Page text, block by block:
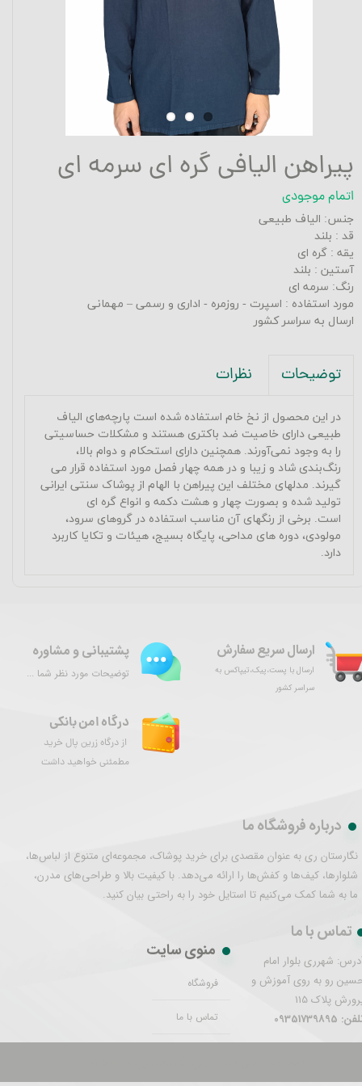
پیراهن الیافی گره ای سرمه ای
اتمام موجودی
جنس: الیاف طبیعی
قد : بلند
یقه : گره ای
آستین : بلند
رنگ: سرمه ای
مورد استفاده : اسپرت - روزمره - اداری و رسمی – مهمانی
ارسال به سراسر کشور
توضیحات نظرات
در این محصول از نخ خام استفاده شده است پارچه‌های الیاف
طبیعی دارای خاصیت ضد باکتری هستند و مشکلات حساسیتی
را به وجود نمی‌آورند. همچنین دارای استحکام و دوام بالا،
رنگ‌بندی شاد و زیبا و در همه چهار فصل مورد استفاده قرار می
گیرند. مدلهای مختلف این پیراهن با الهام از پوشاک سنتی ایرانی
تولید شده و بصورت چهار و هشت دکمه و انواع گره ای
است. برخی از رنگهای آن مناسب استفاده در گروهای سرود،
مولودی، دوره های مداحی، پایگاه بسیج، هیئات و تکایا کاربرد
دارد.
ارسال سریع سفارش
ارسال با پست،پیک،تیپاکس به
سراسر کشور
درگاه امن بانکی
از درگاه زرین پال خرید
مطمئنی خواهید داشت
پشتیبانی و مشاوره
توضیحات مورد نظر شما ...
درباره فروشگاه ما
نگارستان ری به عنوان مقصدی برای خرید پوشاک، مجموعه‌ای متنوع از لباس‌ها،
شلوارها، کیف‌ها و کفش‌ها را ارائه می‌دهد. با کیفیت بالا و طراحی‌های مدرن،
ما به شما کمک می‌کنیم تا استایل خود را به راحتی بیان کنید.
تماس با ما
شهرری بلوار امام
رو به روی آموزش و
پلاک 115
09351739895
منوی سایت
فروشگاه
تماس با ما